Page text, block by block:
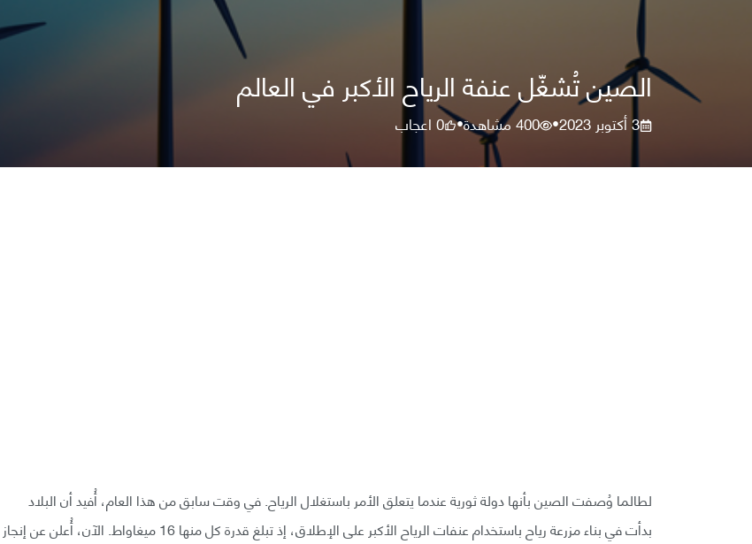
الصين تُشغّل عنفة الرياح الأكبر في العالم
3 أكتوبر 2023 •
400مشاهدة•
0اعجاب
لطالما وُصفت الصين بأنها دولة ثورية عندما يتعلق الأمر باستغلال الرياح. في وقت سابق من هذا العام، أُفيد أن البلاد
بدأت في بناء مزرعة رياح باستخدام عنفات الرياح الأكبر على الإطلاق، إذ تبلغ قدرة كل منها 16 ميغاواط. الآن، أُعلن عن إنجاز